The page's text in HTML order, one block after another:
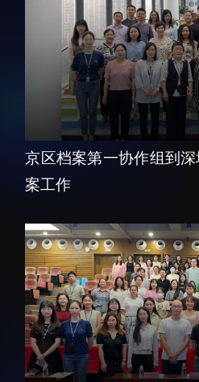
人才动态
科研进展
科研诚信与伦理委员会
京区档案第一协作组到
案工作